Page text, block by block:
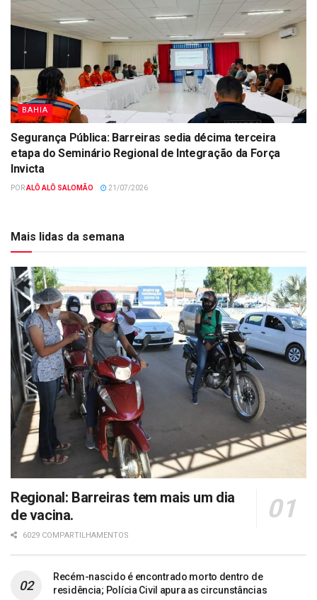
BAHIA
Segurança Pública: Barreiras sedia décima terceira
etapa do Seminário Regional de Integração da Força
Invicta
PORALÔ ALÔ SALOMÃO 21/07/2026
Mais lidas da semana
Regional: Barreiras tem mais um dia
de vacina.
6029 COMPARTILHAMENTOS
Recém-nascido é encontrado morto dentro de
residência; Polícia Civil apura as circunstâncias